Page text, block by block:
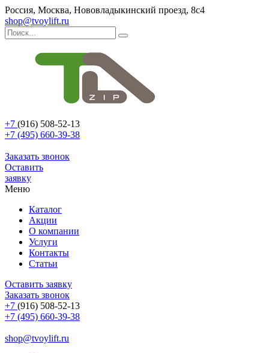
Россия, Москва, Нововладыкинский проезд, 8с4
shop@tvoylift.ru
+7 (916) 508-52-13
+7 (495) 660-39-38
Заказать звонок
Оставить
заявку
Меню
Каталог
Акции
О компании
Услуги
Контакты
Статьи
Оставить заявку
Заказать звонок
+7 (916) 508-52-13
+7 (495) 660-39-38
shop@tvoylift.ru